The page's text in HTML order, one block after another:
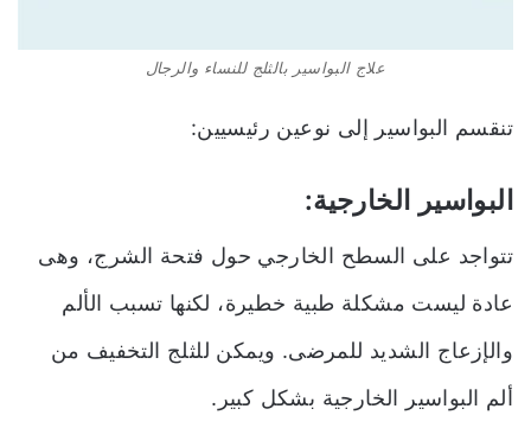
علاج البواسير بالثلج للنساء والرجال
تنقسم البواسير إلى نوعين رئيسيين:
البواسير الخارجية:
تتواجد على السطح الخارجي حول فتحة الشرج، وهى
عادة ليست مشكلة طبية خطيرة، لكنها تسبب الألم
والإزعاج الشديد للمرضى. ويمكن للثلج التخفيف من
ألم البواسير الخارجية بشكل كبير.